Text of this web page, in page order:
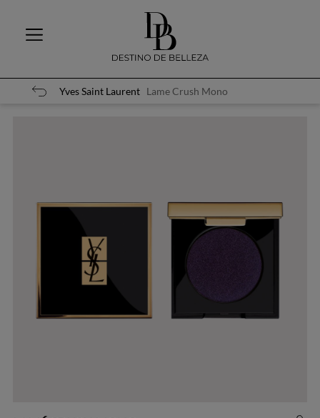
Yves Saint Laurent Lame Crush Mono